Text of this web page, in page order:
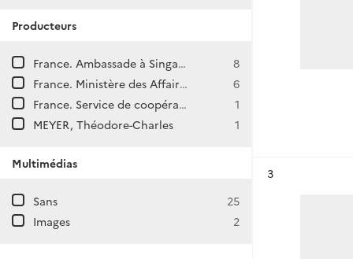
Producteurs
France. Ambassade à Singapour
8
France. Ministère des Affaires étrangères. Direction générale des Affaires politiques et de Sécurité. Direction d'Asie et d'Océanie.
6
France. Service de coopération et d'action culturelle à Singapour
1
MEYER, Théodore-Charles
1
Multimédias
Sans
25
Images
2
3